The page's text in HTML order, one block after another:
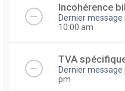
Incohérence
Dernier message
10:00 am
TVA
Dernier message
pm